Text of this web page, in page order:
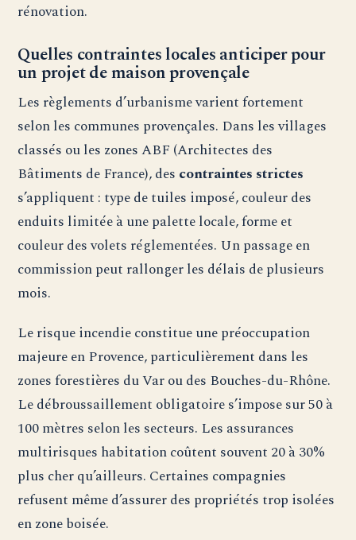
rénovation.
Quelles contraintes locales anticiper pour
un projet de maison provençale
Les règlements d’urbanisme varient fortement
selon les communes provençales. Dans les villages
classés ou les zones ABF (Architectes des
Bâtiments de France), des contraintes strictes
s’appliquent : type de tuiles imposé, couleur des
enduits limitée à une palette locale, forme et
couleur des volets réglementées. Un passage en
commission peut rallonger les délais de plusieurs
mois.
Le risque incendie constitue une préoccupation
majeure en Provence, particulièrement dans les
zones forestières du Var ou des Bouches-du-Rhône.
Le débroussaillement obligatoire s’impose sur 50 à
100 mètres selon les secteurs. Les assurances
multirisques habitation coûtent souvent 20 à 30%
plus cher qu’ailleurs. Certaines compagnies
refusent même d’assurer des propriétés trop isolées
en zone boisée.